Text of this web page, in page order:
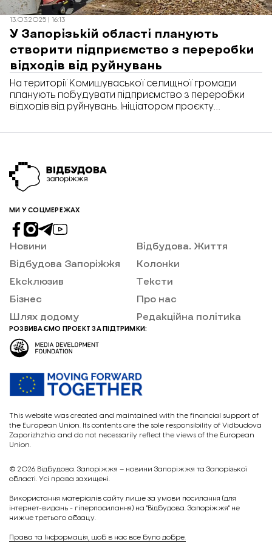
13.03.2025 | 16:13
У Запорізькій області планують
створити підприємство з переробки
відходів від руйнувань
На території Комишуваської селищної громади
планують побудувати підприємство з переробки
відходів від руйнувань. Ініціатором проєкту
зовнішньоекономічної діяльності Запорізької
«Відбудова. Запоріжжя» з посиланням на
екосистему Dream.
МИ У СОЦМЕРЕЖАХ
Новини
Відбудова Запоріжжя
Ексклюзив
Бізнес
Шлях додому
Відбудова. Життя
Колонки
Тексти
Про нас
Редакційна політика
РОЗВИВАЄМО ПРОЕКТ ЗА ПІДТРИМКИ:
This website was created and maintained with the financial support of
the European Union. Its contents are the sole responsibility of Vidbudova
Zaporizhzhia and do not necessarily reflect the views of the European
Union.
© 2026 Відбудова. Запоріжжя – новини Запоріжжя та Запорізької
області. Усі права захищені.
Викориcтання матеріалів сайту лише за умови посилання (для
інтернет-видань - гіперпосилання) на "Відбудова. Запоріжжя" не
нижче третього абзацу.
Права та Інформація, щоб в нас все було добре.